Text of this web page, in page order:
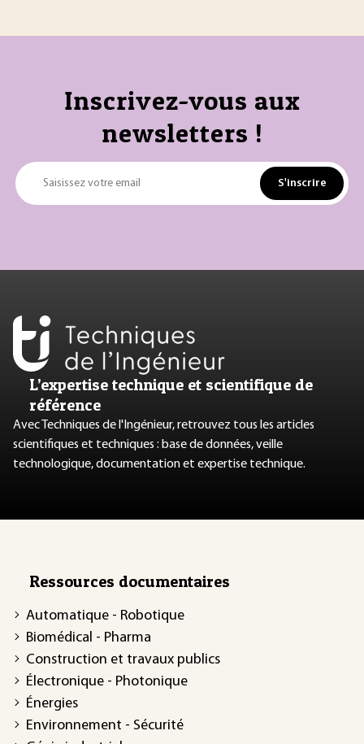
Inscrivez-vous aux
newsletters !
Saisissez votre email S'inscrire
L’expertise technique et scientifique de
référence
Avec Techniques de l'Ingénieur, retrouvez tous les articles
scientifiques et techniques : base de données, veille
technologique, documentation et expertise technique.
Ressources documentaires
Automatique - Robotique
Biomédical - Pharma
Construction et travaux publics
Électronique - Photonique
Énergies
Environnement - Sécurité